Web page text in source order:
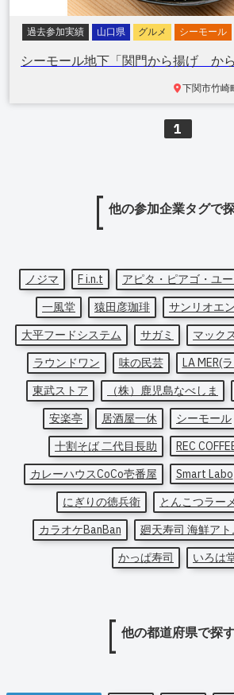
過去参加実績 山口県 グルメ シーモール
シーモール地下「関門から揚げ から
下関市竹崎
1
他の参加企業タグで
ノジマ F i.n.t アピタ・ピアゴ・ユ
一風堂
猿田彦珈琲
サンリオエ
大平フードシステム
サガミ マック
ラウンドワン
味の民芸 LA MER(
東武ストア
（株）鹿児島なべしま
安楽亭
居酒屋一休 シーモール
十割そば 二代目長助
REC
カレーハウスCoCo壱番屋
Smart Labo
にぎりの徳兵衛
とんこつラ
カラオケBanBan
廻天寿司 海鮮アト
かっぱ寿司
いろは
他の都道府県で探